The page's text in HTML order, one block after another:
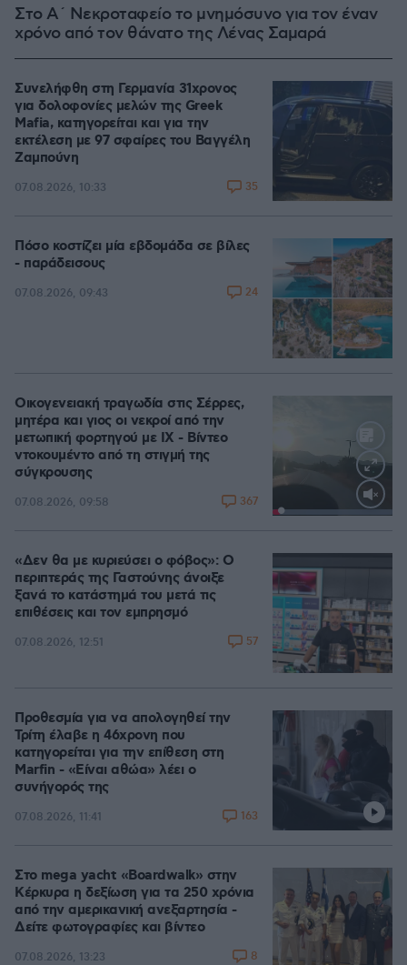
Στο Α΄ Νεκροταφείο το μνημόσυνο για τον έναν
χρόνο από τον θάνατο της Λένας Σαμαρά
Συνελήφθη στη Γερμανία 31χρονος
για δολοφονίες μελών της Greek
Mafia, κατηγορείται και για την
εκτέλεση με 97 σφαίρες του Βαγγέλη
Ζαμπούνη
07.08.2026, 10:33 35
Πόσο κοστίζει μία εβδομάδα σε βίλες
- παράδεισους
07.08.2026, 09:43 24
Loaded:
Οικογενειακή τραγωδία στις Σέρρες,
μητέρα και γιος οι νεκροί από την
μετωπική φορτηγού με ΙΧ - Βίντεο
ντοκουμέντο από τη στιγμή της
σύγκρουσης
07.08.2026, 09:58 367
«Δεν θα με κυριεύσει ο φόβος»: Ο
περιπτεράς της Γαστούνης άνοιξε
ξανά το κατάστημά του μετά τις
επιθέσεις και τον εμπρησμό
07.08.2026, 12:51 57
Προθεσμία για να απολογηθεί την
Τρίτη έλαβε η 46χρονη που
κατηγορείται για την επίθεση στη
Marfin - «Είναι αθώα» λέει ο
συνήγορός της
07.08.2026, 11:41 163
Στο mega yacht «Boardwalk» στην
Κέρκυρα η δεξίωση για τα 250 χρόνια
από την αμερικανική ανεξαρτησία -
Δείτε φωτογραφίες και βίντεο
07.08.2026, 13:23 8